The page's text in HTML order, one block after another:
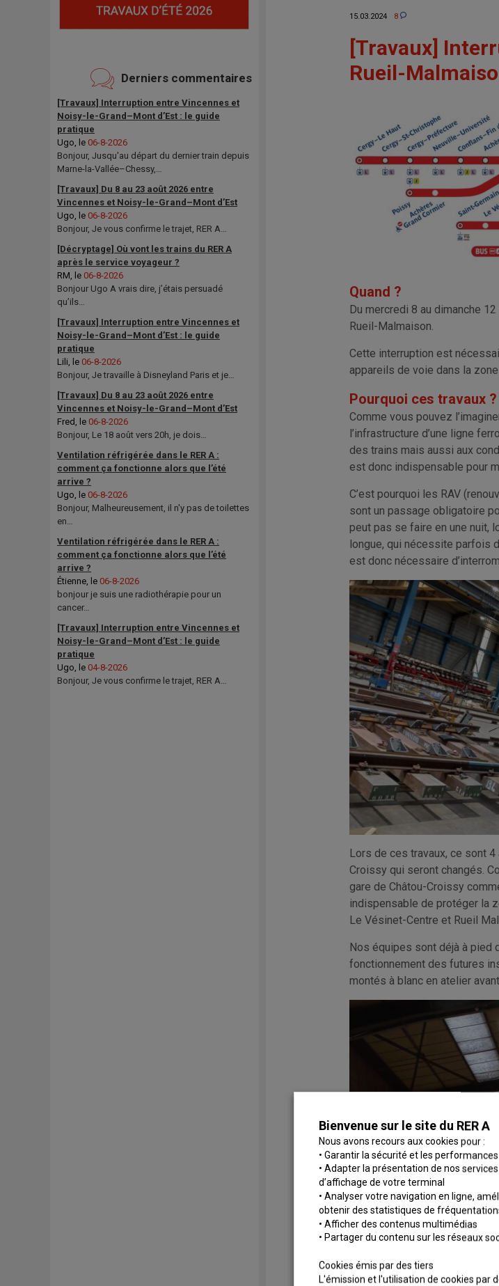
Derniers commentaires
[Travaux] Interruption entre Vincennes et
Noisy-le-Grand–Mont d’Est : le guide
pratique
Ugo , le 06-8-2026
Bonjour, Jusqu'au départ du dernier train depuis
Marne-la-Vallée–Chessy,…
[Travaux] Du 8 au 23 août 2026 entre
Vincennes et Noisy-le-Grand–Mont d’Est
Ugo , le 06-8-2026
Bonjour, Je vous confirme le trajet, RER A…
[Décryptage] Où vont les trains du RER A
après le service voyageur ?
RM , le 06-8-2026
Bonjour Ugo A vrais dire, j’étais persuadé
qu’ils…
[Travaux] Interruption entre Vincennes et
Noisy-le-Grand–Mont d’Est : le guide
pratique
Lili , le 06-8-2026
Bonjour, Je travaille à Disneyland Paris et je…
[Travaux] Du 8 au 23 août 2026 entre
Vincennes et Noisy-le-Grand–Mont d’Est
Fred , le 06-8-2026
Bonjour, Le 18 août vers 20h, je dois…
Ventilation réfrigérée dans le RER A :
comment ça fonctionne alors que l’été
arrive ?
Ugo , le 06-8-2026
Bonjour, Malheureusement, il n'y pas de toilettes
en…
Ventilation réfrigérée dans le RER A :
comment ça fonctionne alors que l’été
arrive ?
Étienne , le 06-8-2026
bonjour je suis une radiothérapie pour un
cancer…
[Travaux] Interruption entre Vincennes et
Noisy-le-Grand–Mont d’Est : le guide
pratique
Ugo , le 04-8-2026
Bonjour, Je vous confirme le trajet, RER A…
15.03.2024 8
[Travaux]
Rueil-
Quand ?
Du mercredi 8 au dimanche
Rueil-Malmaison.
Cette interruption est
appareils de voie dans la
Pourquoi ces travaux ?
Comme vous pouvez
l’infrastructure d’une ligne
des trains mais aussi aux
est donc indispensable pour
C’est pourquoi les RAV
sont un passage obligatoire
peut pas se faire en une nuit,
longue, qui nécessite parfois
est donc nécessaire
Lors de ces travaux, ce sont
Croissy qui seront changés.
gare de Châtou-Croissy
indispensable de protéger la
Le Vésinet-Centre et Rueil
Nos équipes sont déjà à pied
fonctionnement des futures
montés à blanc en atelier
Bienvenue sur le site du RER A
Nous avons recours aux cookies pour :
• Garantir la sécurité et les
• Adapter la présentation de nos
d’affichage de votre terminal
• Analyser votre navigation en ligne,
obtenir des statistiques de
• Afficher des contenus multimédias
• Partager du contenu sur les réseaux
Cookies émis par des tiers
L'émission et l'utilisation de cookies par